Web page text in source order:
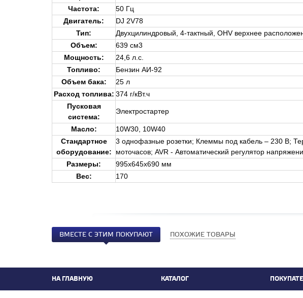
Частота:
50 Гц
Двигатель:
DJ 2V78
Тип:
Двухцилиндровый, 4-тактный, OHV верхнее
Объем:
639 см3
Мощность:
24,6 л.с.
Топливо:
Бензин АИ-92
Объем бака:
25 л
Расход топлива: 374 г/кВт.ч
Пусковая
система:
Электростартер
Масло:
10W30, 10W40
Стандартное
оборудование:
3 однофазные розетки; Клеммы под кабель – 230 В;
моточасов; AVR - Автоматический регулятор
Размеры:
995x645x690 мм
Вес:
170
ВМЕСТЕ С ЭТИМ ПОКУПАЮТ ПОХОЖИЕ ТОВАРЫ
НА ГЛАВНУЮ КАТАЛОГ